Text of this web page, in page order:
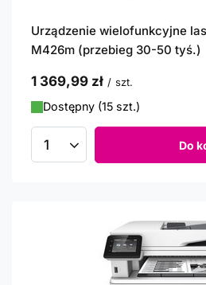
Urządzenie wielofunkcyjne
M426m (przebieg 30-50 tyś.)
1 369,99 zł / szt.
Dostępny (15 szt.)
Ilość produktów Do